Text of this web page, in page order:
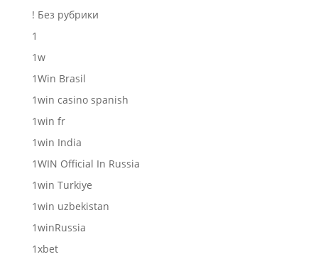
! Без рубрики
1
1w
1Win Brasil
1win casino spanish
1win fr
1win India
1WIN Official In Russia
1win Turkiye
1win uzbekistan
1winRussia
1xbet